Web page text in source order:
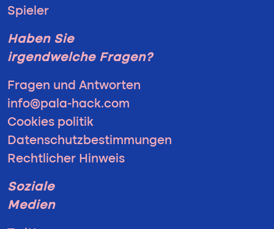
Spieler
Haben Sie
irgendwelche Fragen?
Fragen und Antworten
info@pala-hack.com
Cookies politik
Datenschutzbestimmungen
Rechtlicher Hinweis
Soziale
Medien